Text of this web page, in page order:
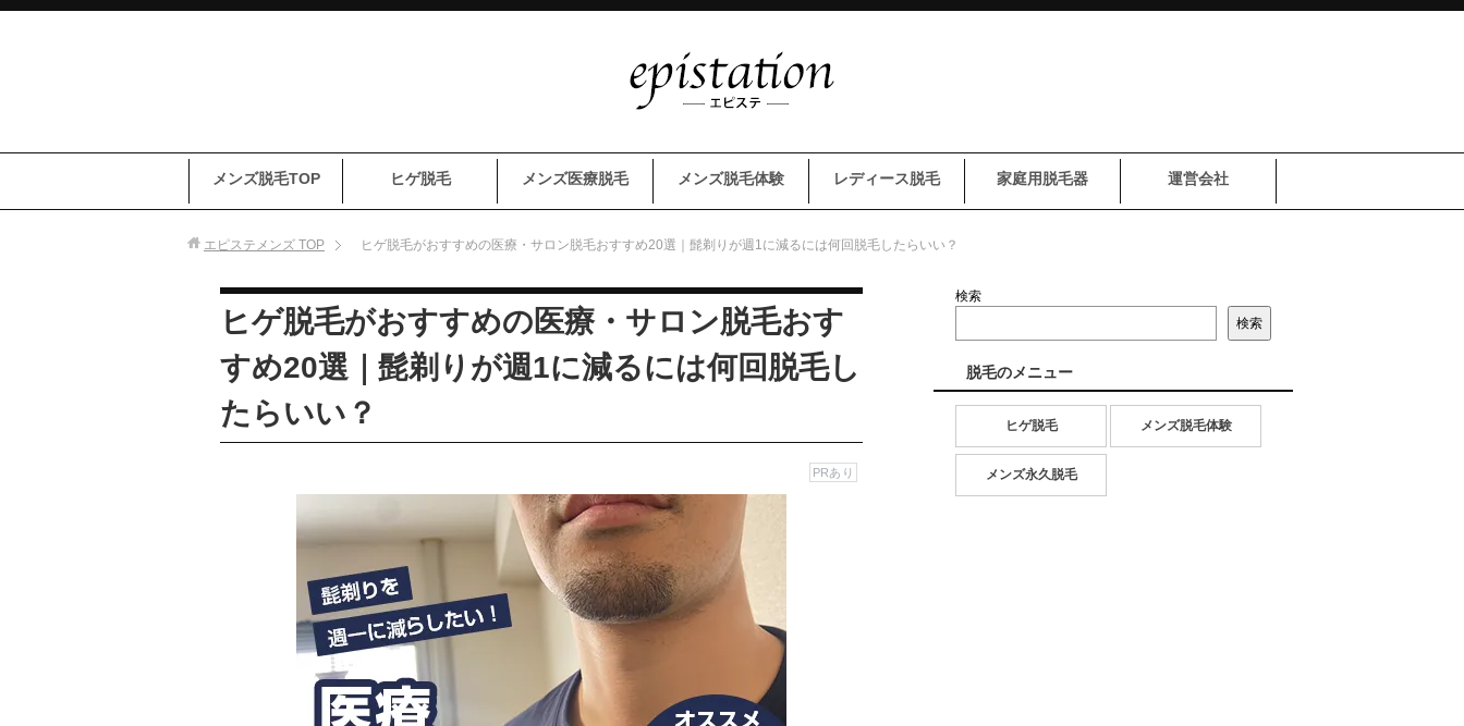
メンズ脱毛TOP ヒゲ脱毛 メンズ医療脱毛 メンズ脱毛体験 レディース脱毛 家庭用脱毛器 運営会社
エピステメンズ TOP ヒゲ脱毛がおすすめの医療・サロン脱毛おすすめ20選｜髭剃りが週1に減るには何回脱毛したらいい？
ヒゲ脱毛がおすすめの医療・サロン脱毛おす
すめ20選｜髭剃りが週1に減るには何回脱毛し
たらいい？
PRあり
検索
検索
脱毛のメニュー
ヒゲ脱毛 メンズ脱毛体験
メンズ永久脱毛